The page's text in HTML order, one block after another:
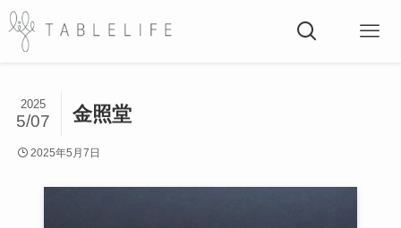
金照堂
2025
5/07
2025年5月7日